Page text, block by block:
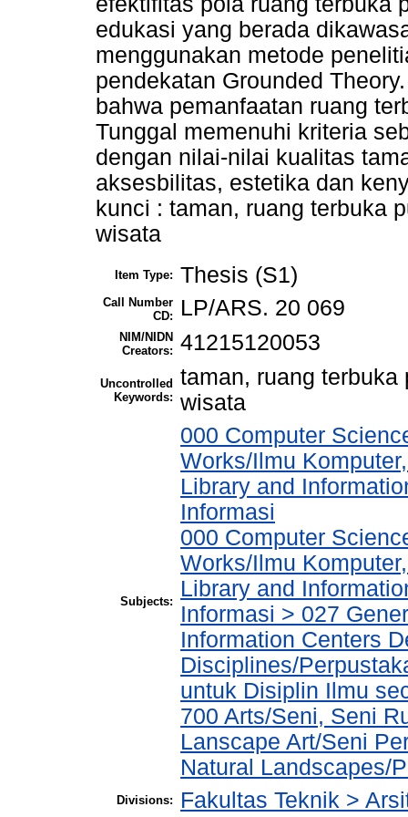
edukasi yang berada
menggunakan metode
pendekatan Grounded
bahwa pemanfaatan ruang
Tunggal memenuhi kriteria
dengan nilai-nilai kualitas
aksesbilitas, estetika dan
kunci : taman, ruang terbuka
wisata
Item Type: Thesis (S1)
Call Number
CD:
LP/ARS. 20 069
NIM/NIDN
Creators: 41215120053
Uncontrolled
Keywords:
taman, ruang
wisata
Subjects:
000 Computer
Works/Ilmu
Library and
Informasi
000 Computer
Works/Ilmu
Library and
Informasi > 027
Information Centers
Disciplines/
untuk Disiplin Ilmu
700 Arts/Seni, Seni
Lanscape Art/Seni
Natural Landscapes/
Divisions: Fakultas Teknik >